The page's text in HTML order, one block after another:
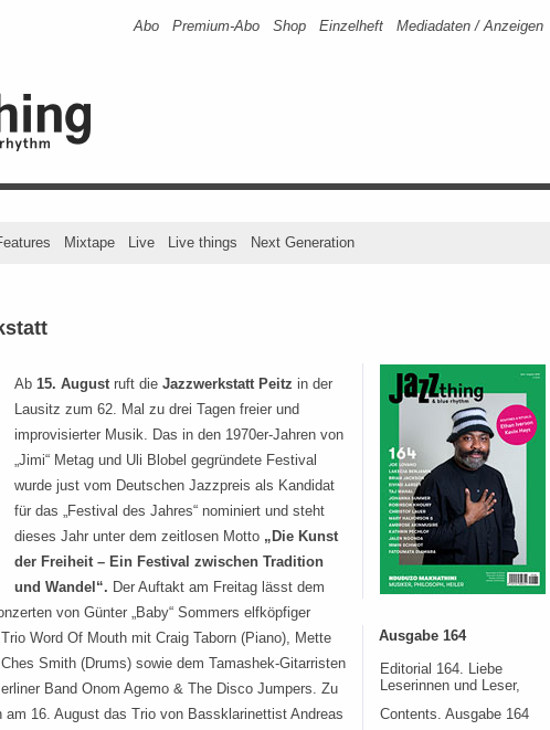
Abo Premium-Abo Shop Einzelheft Mediadaten / Anzeigen
Mixtape Live Live things Next Generation
Ab 15. Augustruft die Jazzwerkstatt Peitz in der
Lausitz zum 62. Mal zu drei Tagen freier und
improvisierter Musik. Das in den 1970er-Jahren von
„Jimi“ Metag und Uli Blobel gegründete Festival
wurde just vom Deutschen Jazzpreis als Kandidat
für das „Festival des Jahres“ nominiert und steht
dieses Jahr unter dem zeitlosen Motto „Die Kunst
der Freiheit – Ein Festival zwischen Tradition
und Wandel“. Der Auftakt am Freitag lässt dem
von Günter „Baby“ Sommers elfköpfiger
Word Of Mouth mit Craig Taborn (Piano), Mette
Smith (Drums) sowie dem Tamashek-Gitarristen
Band Onom Agemo & The Disco Jumpers. Zu
am 16. August das Trio von Bassklarinettist Andreas
Ausgabe 164
Editorial 164. Liebe
Leserinnen und Leser,
Contents. Ausgabe 164